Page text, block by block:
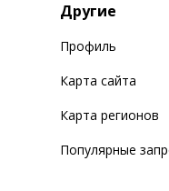
Другие
Профиль
Карта сайта
Карта регионов
Популярные